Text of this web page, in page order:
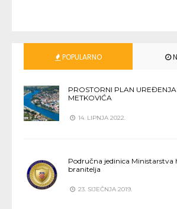
POPULARNO
PROSTORNI PLAN
METKOVIĆA
14. LIPNJA 2022.
Područna jedinica Ministarstva
branitelja
23. SIJEČNJA 2019.